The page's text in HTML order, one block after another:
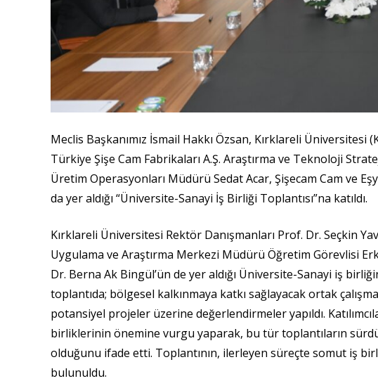
Meclis Başkanımız İsmail Hakkı Özsan, Kırklareli Üniversitesi
Türkiye Şişe Cam Fabrikaları A.Ş. Araştırma ve Teknoloji
Üretim Operasyonları Müdürü Sedat Acar, Şişecam Cam ve
da yer aldığı “Üniversite-Sanayi İş Birliği Toplantısı”na katıldı.
Kırklareli Üniversitesi Rektör Danışmanları Prof. Dr. Seçkin
Uygulama ve Araştırma Merkezi Müdürü Öğretim Görevlisi
Dr. Berna Ak Bingül’ün de yer aldığı Üniversite-Sanayi iş
toplantıda; bölgesel kalkınmaya katkı sağlayacak ortak
potansiyel projeler üzerine değerlendirmeler yapıldı.
birliklerinin önemine vurgu yaparak, bu tür toplantıların
olduğunu ifade etti. Toplantının, ilerleyen süreçte somut iş
bulunuldu.